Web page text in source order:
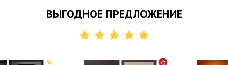
ВЫГОДНОЕ ПРЕДЛОЖЕНИЕ